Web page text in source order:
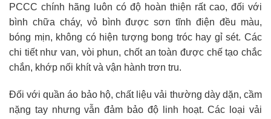
PCCC chính hãng luôn có độ hoàn thiện rất cao, đối với
bình chữa cháy, vỏ bình được sơn tĩnh điện đều màu,
bóng mịn, không có hiện tượng bong tróc hay gỉ sét. Các
chi tiết như van, vòi phun, chốt an toàn được chế tạo chắc
chắn, khớp nối khít và vận hành trơn tru.
Đối với quần áo bảo hộ, chất liệu vải thường dày dặn, cầm
nặng tay nhưng vẫn đảm bảo độ linh hoạt. Các loại vải